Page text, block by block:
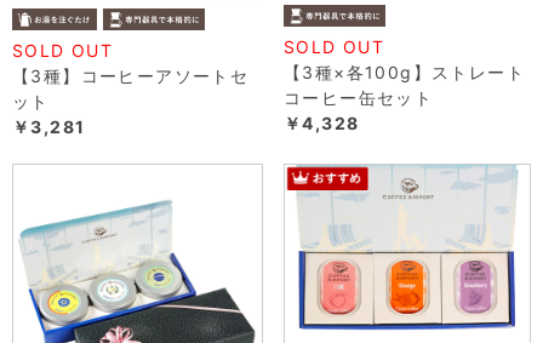
SOLD OUT
【3種】コーヒーアソートセ
ット
￥3,281
SOLD OUT
【3種×各100g】ストレート
コーヒー缶セット
￥4,328